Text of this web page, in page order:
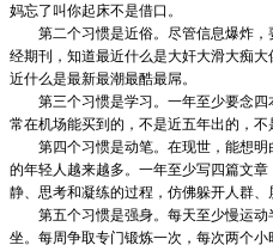
妈忘了叫你起床不是借口。
第二个习惯是近俗。尽管信息爆炸，
经期刊，知道最近什么是大奸大滑大痴
近什么是最新最潮最酷最屌。
第三个习惯是学习。一年至少要念四
常在机场能买到的，不是近五年出的，不
第四个习惯是动笔。在现世，能想明
的年轻人越来越多。一年至少写四篇文
静、思考和凝练的过程，仿佛躲开人群、
第五个习惯是强身。每天至少慢运动
坐。每周争取专门锻炼一次，每次两个